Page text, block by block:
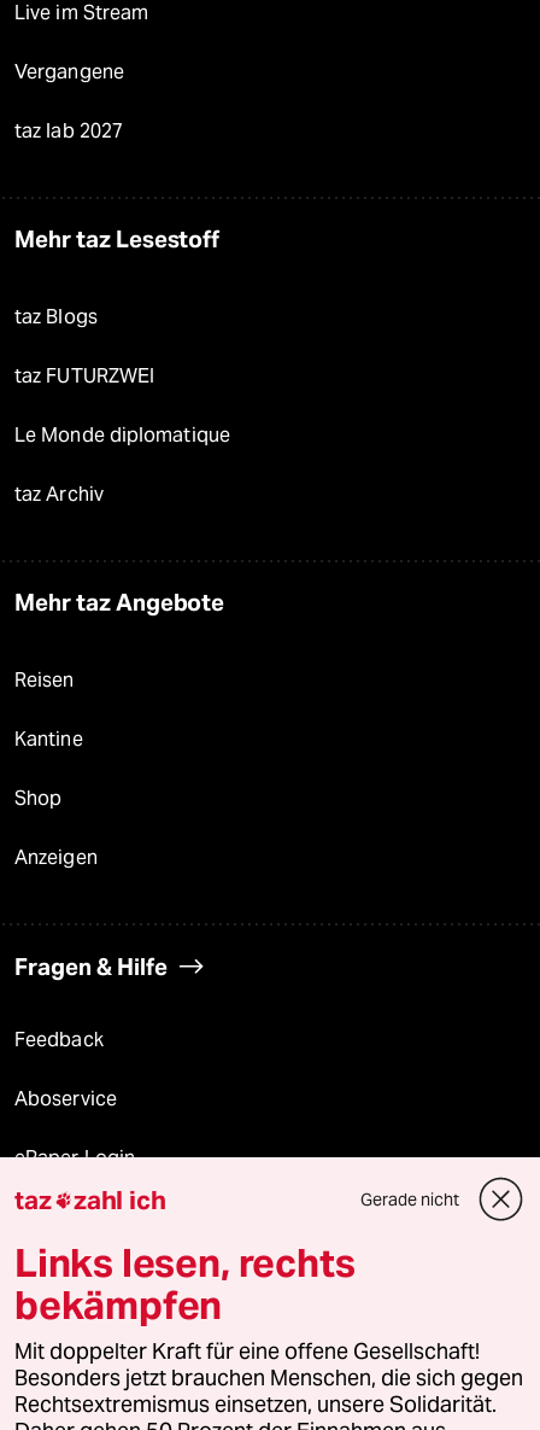
Live im Stream
Vergangene
taz lab 2027
Mehr taz Lesestoff
taz Blogs
taz FUTURZWEI
Le Monde diplomatique
taz Archiv
Mehr taz Angebote
Reisen
Kantine
Shop
Anzeigen
Fragen & Hilfe
Feedback
Aboservice
ePaper Login
Downloads für Abonnierende
© 2026 taz Verlags und Vertriebs GmbH
Alle Rechte vorbehalten. Bei rechtlichen Fragen oder für Genehmigungen
wenden Sie sich bitte an
lizenzen@taz.de
taz zahl ich Gerade nicht
Links lesen, rechts
bekämpfen
Mit doppelter Kraft für eine offene Gesellschaft!
Besonders jetzt brauchen Menschen, die sich gegen
Rechtsextremismus einsetzen, unsere Solidarität.